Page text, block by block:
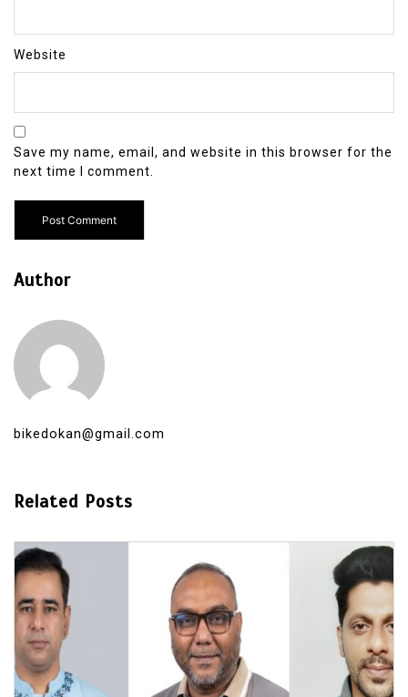
Website
Save my name, email, and website in this browser for the
next time I comment.
Author
bikedokan@gmail.com
Related Posts